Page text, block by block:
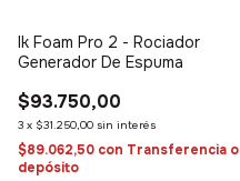
Ik Foam Pro 2 - Rociador
Generador De Espuma
$93.750,00
3 x $31.250,00 sin interés
$89.062,50 con Transferencia o
depósito